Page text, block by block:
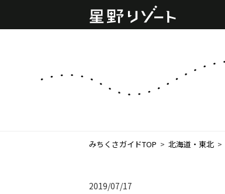
みちくさガイドTOP > 北海道・東北 >
2019/07/17